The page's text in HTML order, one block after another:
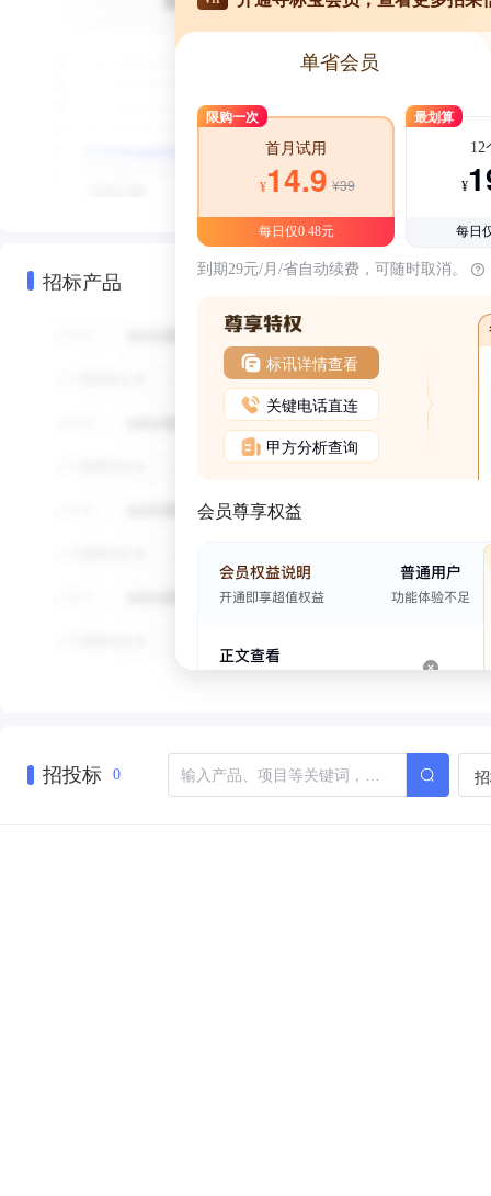
招标产品
单省会员
限购一次
首月试用
¥14.9 ¥39
每日仅0.48元
最划算
12
¥
每日
到期29元/月/省自动续费，可随时取消。
标讯详情查看
关键电话直连
甲方分析查询
会员尊享权益
招投标 0